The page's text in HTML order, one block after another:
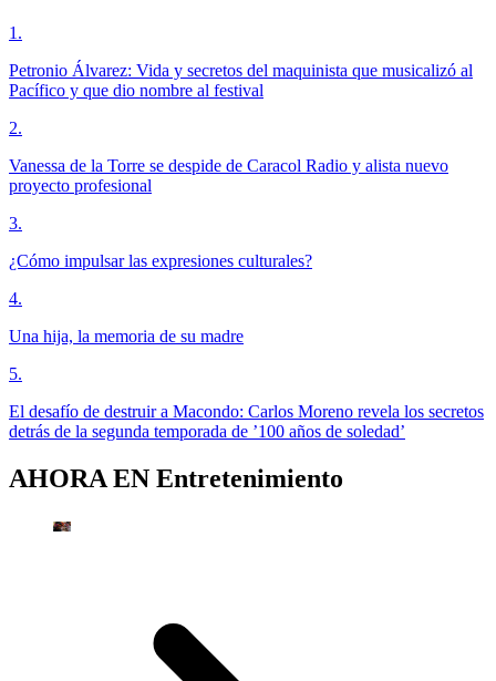
1 .
Petronio Álvarez: Vida y secretos del maquinista que musicalizó al
Pacífico y que dio nombre al festival
2.
Vanessa de la Torre se despide de Caracol Radio y alista nuevo
proyecto profesional
3.
¿Cómo impulsar las expresiones culturales?
4.
Una hija, la memoria de su madre
5.
El desafío de destruir a Macondo: Carlos Moreno revela los secretos
detrás de la segunda temporada de ’100 años de soledad’
AHORA EN Entretenimiento